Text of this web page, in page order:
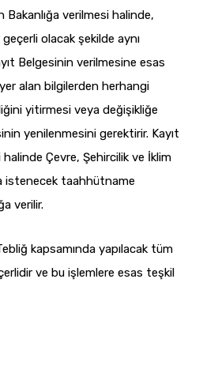
verilmesi halinde,
olacak şekilde aynı
Belgesinin verilmesine esas
alan bilgilerden herhangi
yitirmesi veya değişikliğe
yenilenmesini gerektirir. Kayıt
Çevre, Şehircilik ve İklim
istenecek taahhütname
verilir.
kapsamında yapılacak tüm
ve bu işlemlere esas teşkil